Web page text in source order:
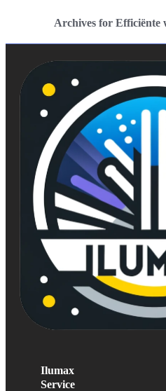
Archives for Efficiënte
Ilumax
Service